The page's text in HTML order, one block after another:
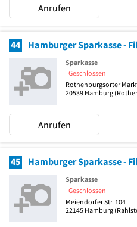
Anrufen
44 Hamburger Sparkasse -
Sparkasse
Geschlossen
Rothenburgsorter
20539 Hamburg
Anrufen
45 Hamburger Sparkasse -
Sparkasse
Geschlossen
Meiendorfer Str. 104
22145 Hamburg